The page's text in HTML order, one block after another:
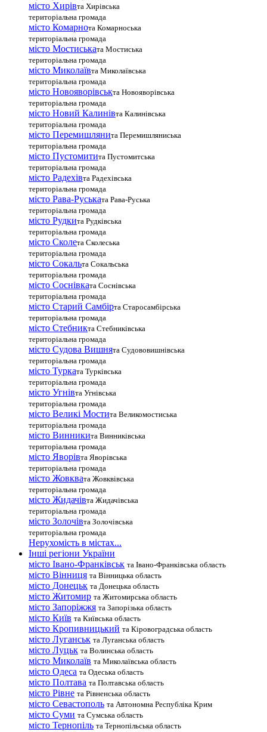
місто Хирівта Хирівська
територіальна громада
місто Комарнота Комарноська
територіальна громада
місто Мостиськата Мостиська
територіальна громада
місто Миколаївта Миколаївська
територіальна громада
місто Новояворівськта Новояворівська
територіальна громада
місто Новий Калинівта Калинівська
територіальна громада
місто Перемишлянита Перемишляниська
територіальна громада
місто Пустомитита Пустомитська
територіальна громада
місто Радехівта Радехівська
територіальна громада
місто Рава-Руськата Рава-Руська
територіальна громада
місто Рудкита Рудківська
територіальна громада
місто Сколета Сколеська
територіальна громада
місто Сокальта Сокальська
територіальна громада
місто Соснівката Соснівська
територіальна громада
місто Старий Самбірта Старосамбірська
територіальна громада
місто Стебникта Стебниківська
територіальна громада
місто Судова Вишнята Судововишнівська
територіальна громада
місто Турката Турківська
територіальна громада
місто Угнівта Угнівська
територіальна громада
місто Великі Мостита Великомостиська
територіальна громада
місто Винникита Винниківська
територіальна громада
місто Яворівта Яворівська
територіальна громада
місто Жовквата Жовквівська
територіальна громада
місто Жидачівта Жидачівська
територіальна громада
місто Золочівта Золочівська
територіальна громада
Нерухомість в містах...
Інші регіони України
місто Івано-Франківськ та Івано-Франківська область
місто Вінниця та Вінницька область
місто Донецьк та Донецька область
місто Житомир та Житомирська область
місто Запоріжжя та Запорізька область
місто Київ та Київська область
місто Кропивницький та Кіровоградська область
місто Луганськ та Луганська область
місто Луцьк та Волинська область
місто Миколаїв та Миколаївська область
місто Одеса та Одеська область
місто Полтава та Полтавська область
місто Рівне та Рівненська область
місто Севастополь та Автономна Республіка Крим
місто Суми та Сумська область
місто Тернопіль та Тернопільська область